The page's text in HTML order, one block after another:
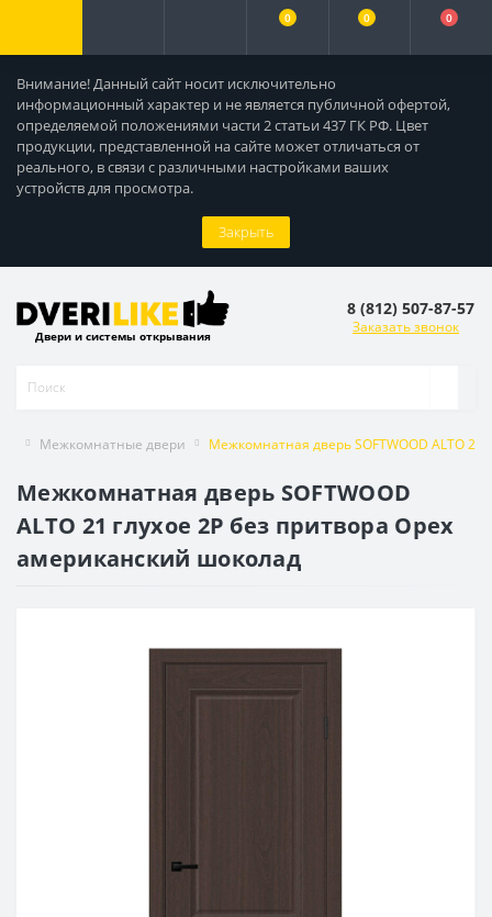
Внимание! Данный сайт носит исключительно
информационный характер и не является публичной офертой,
определяемой положениями части 2 статьи 437 ГК РФ. Цвет
продукции, представленной на сайте может отличаться от
реального, в связи с различными настройками ваших
устройств для просмотра.
Закрыть
0 0 0
Двери и системы открывания
8 (812) 507-87-57
Заказать звонок
Межкомнатные двери Межкомнатная дверь SOFTWOOD ALTO
Межкомнатная дверь SOFTWOOD
ALTO 21 глухое 2P без притвора Орех
американский шоколад